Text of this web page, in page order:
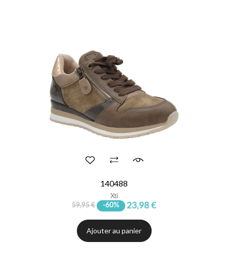
140488
Xti
59,95 € -60% 23,98 €
Ajouter au panier